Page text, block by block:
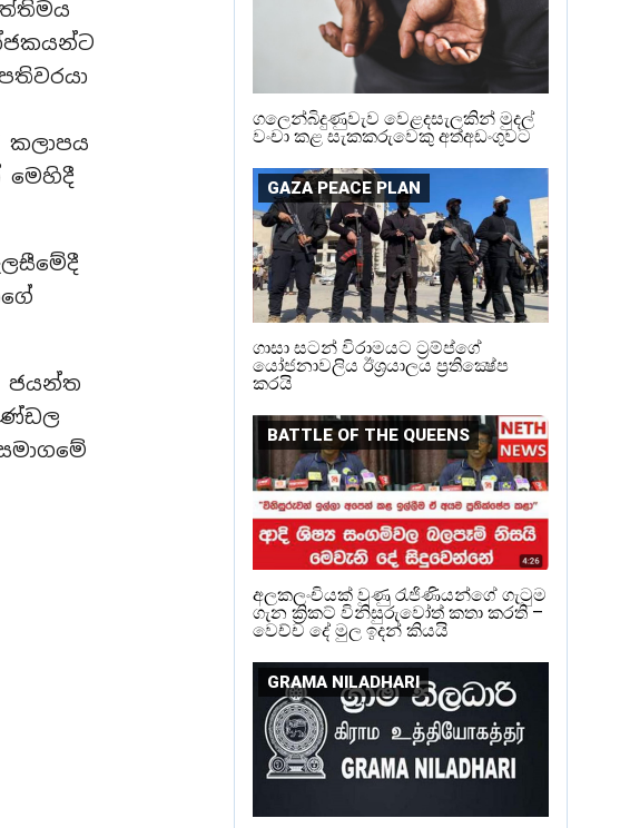
මෙහිදී
ජයන්ත
ගලෙන්බිදුණුවැව වෙළදසැලකින් මුදල්
වංචා කළ සැකකරුවෙකු අත්අඩංගුවට
GAZA PEACE PLAN
ගාසා සටන් විරාමයට ට්‍රම්ප්ගේ
යෝජනාවලිය ඊශ්‍රයාලය ප්‍රතික්‍ෂේප
කරයි
BATTLE OF THE QUEENS‍
අලකලංචියක් වුණු රැජිණියන්ගේ ගැටුම
ගැන ක්‍රිකට් විනිසුරුවෝත් කතා කරති –
වෙච්ච දේ මුල ඉදන් කියයි
GRAMA NILADHARI